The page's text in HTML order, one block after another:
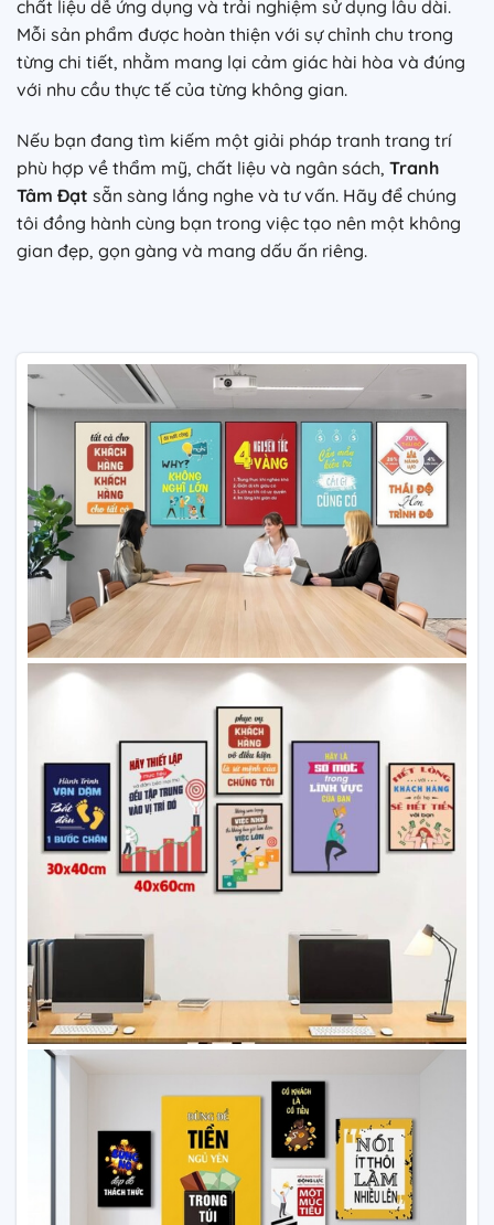
chất liệu dễ ứng dụng và trải nghiệm sử dụng lâu dài.
Mỗi sản phẩm được hoàn thiện với sự chỉnh chu trong
từng chi tiết, nhằm mang lại cảm giác hài hòa và đúng
với nhu cầu thực tế của từng không gian.
Nếu bạn đang tìm kiếm một giải pháp tranh trang trí
phù hợp về thẩm mỹ, chất liệu và ngân sách, Tranh
Tâm Đạt sẵn sàng lắng nghe và tư vấn. Hãy để chúng
tôi đồng hành cùng bạn trong việc tạo nên một không
gian đẹp, gọn gàng và mang dấu ấn riêng.